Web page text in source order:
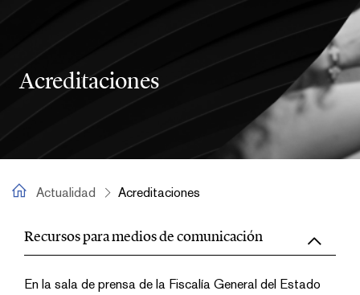
Acreditaciones
Actualidad
Actualidad Acreditaciones
Acreditaciones
Recursos para medios de comunicación
En la sala de prensa de la Fiscalía General del Estado